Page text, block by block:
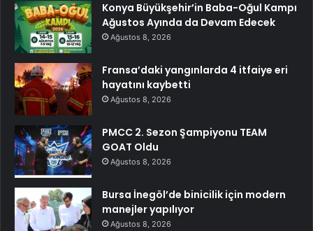
Konya Büyükşehir’in Baba-Oğul Kampı
Ağustos Ayında da Devam Edecek
Ağustos 8, 2026
Fransa’daki yangınlarda 4 itfaiye eri
hayatını kaybetti
Ağustos 8, 2026
PMCC 2. Sezon Şampiyonu TEAM
GOAT Oldu
Ağustos 8, 2026
Bursa İnegöl’de binicilik için modern
manejler yapılıyor
Ağustos 8, 2026